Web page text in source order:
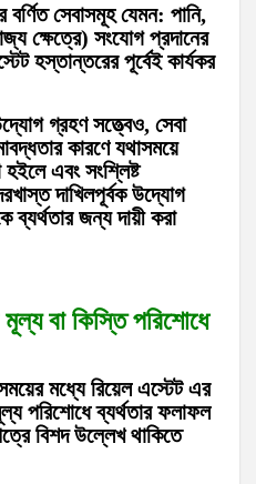
বর্ণিত সেবাসমূহ যেমন: পানি,
ক্ষেত্রে) সংযোগ প্রদানের
হস্তান্তরের পূর্বেই কার্যকর
গ্রহণ সত্ত্বেও, সেবা
কারণে যথাসময়ে
এবং সংশ্লিষ্ট
দাখিলপূর্বক উদ্যোগ
ব্যর্থতার জন্য দায়ী করা
বা কিস্তি পরিশোধে
মধ্যে রিয়েল এস্টেট এর
পরিশোধে ব্যর্থতার ফলাফল
বিশদ উল্লেখ থাকিতে